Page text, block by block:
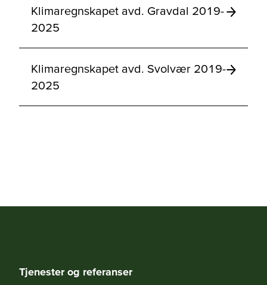
Klimaregnskapet avd. Gravdal 2019-
2025
Klimaregnskapet avd. Svolvær 2019-
2025
Tjenester og referanser